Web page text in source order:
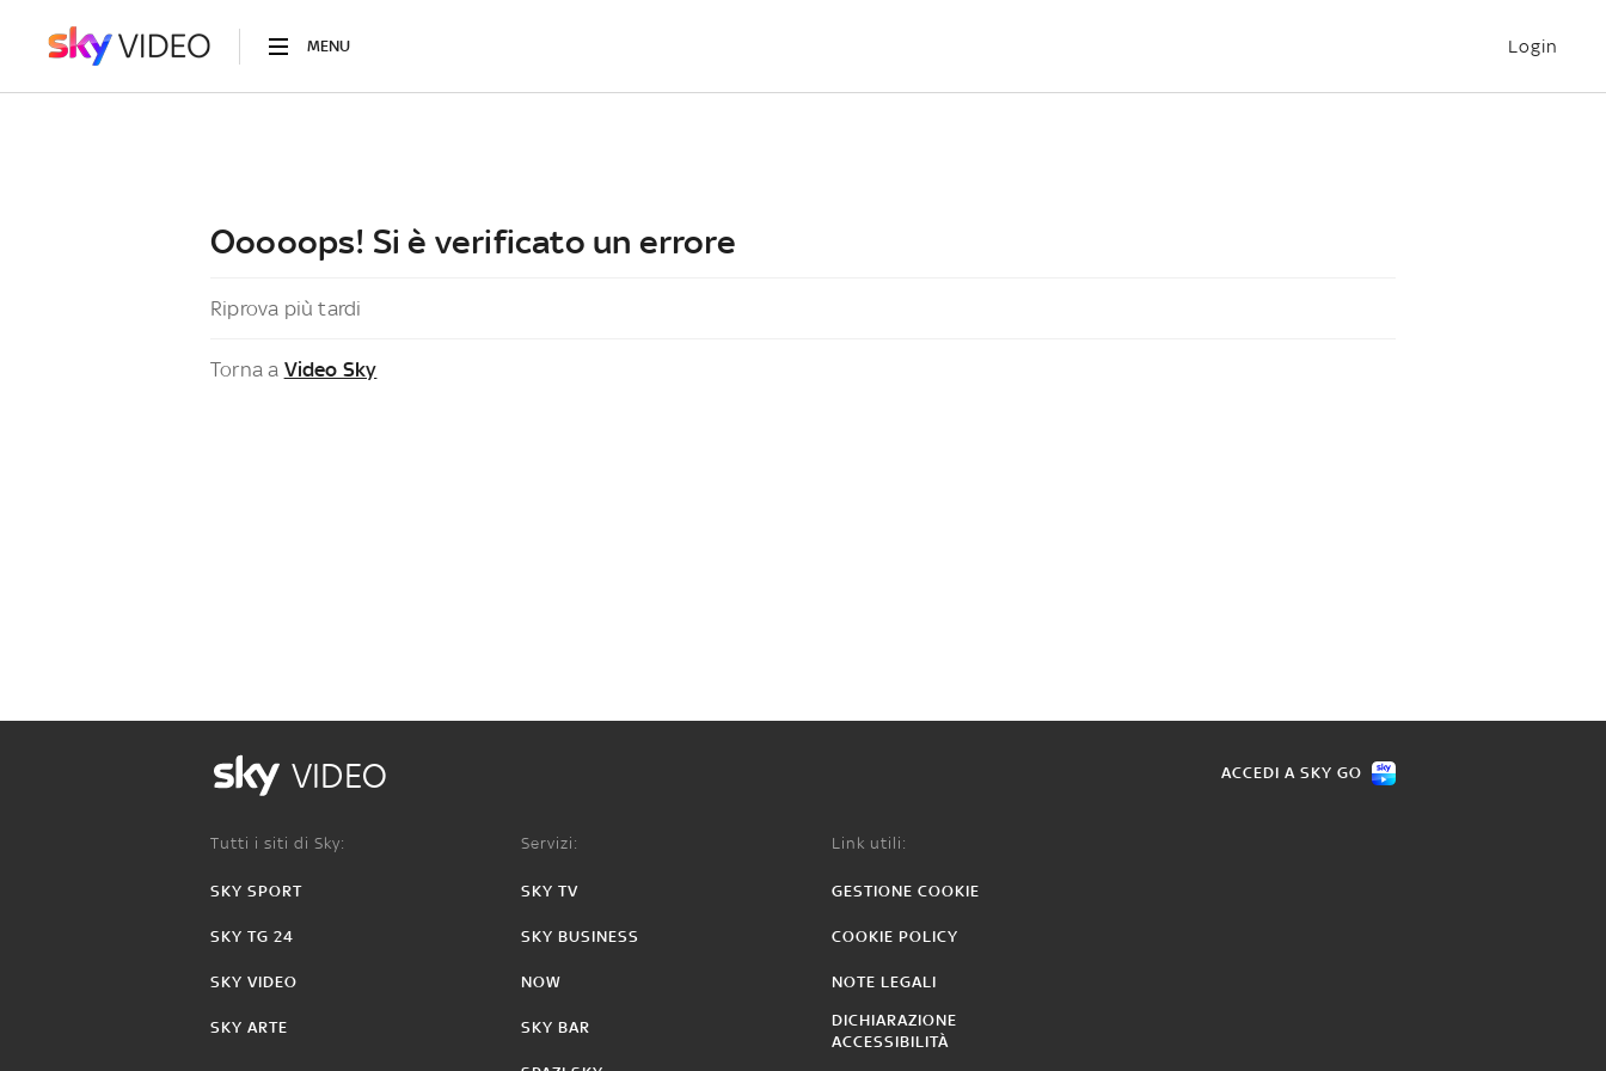
MENU Login
Ooooops! Si è verificato un errore
Riprova più tardi
Torna a Video Sky
VIDEO ACCEDI A SKY GO
Tutti i siti di Sky:
SKY SPORT
SKY TG 24
SKY VIDEO
SKY ARTE
Servizi:
SKY TV
SKY BUSINESS
NOW
SKY BAR
Link utili:
GESTIONE COOKIE
COOKIE POLICY
NOTE LEGALI
DICHIARAZIONE
ACCESSIBILITÀ